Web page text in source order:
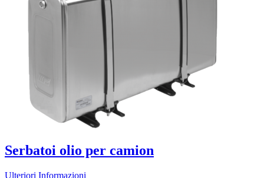
Serbatoi olio per camion
Ulteriori Informazioni